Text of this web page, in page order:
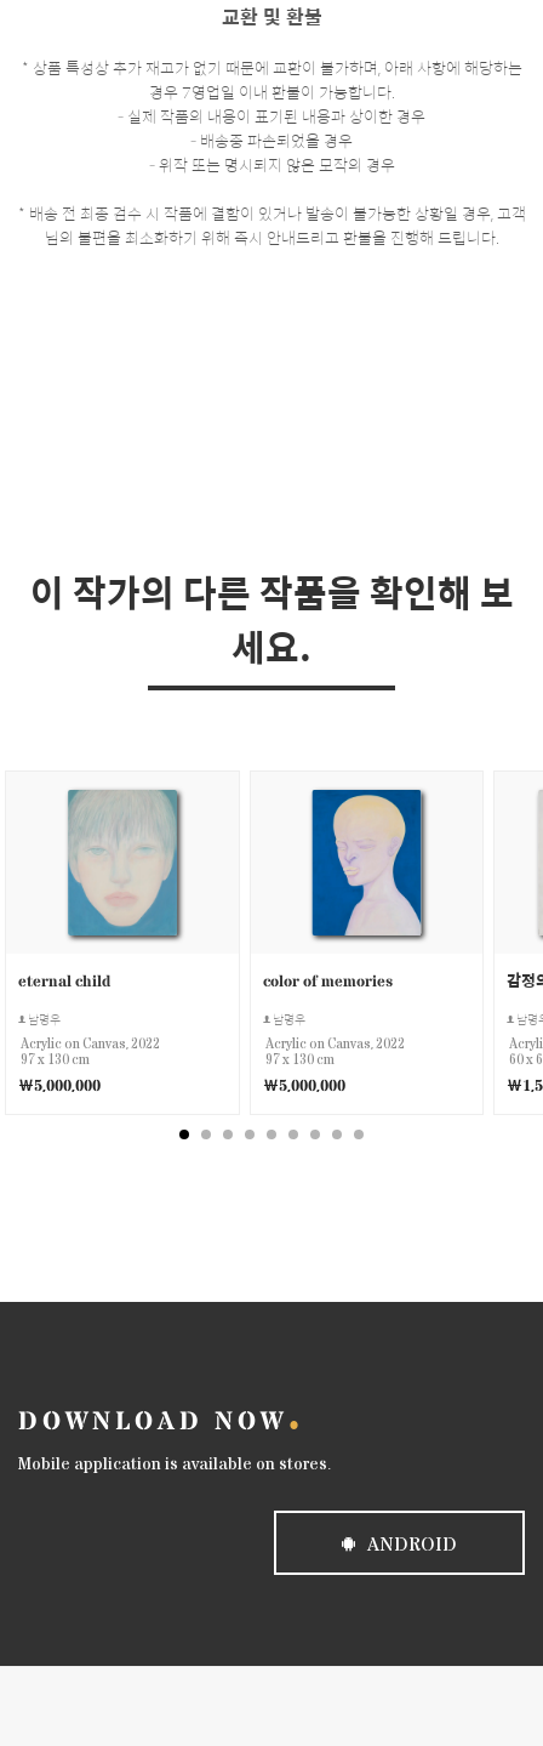
교환 및 환불
* 상품 특성상 추가 재고가 없기 때문에 교환이 불가하며, 아래 사항에 해당하는
경우 7영업일 이내 환불이 가능합니다.
- 실제 작품의 내용이 표기된 내용과 상이한 경우
- 배송중 파손되었을 경우
- 위작 또는 명시되지 않은 모작의 경우
* 배송 전 최종 검수 시 작품에 결함이 있거나 발송이 불가능한 상황일 경우, 고객
님의 불편을 최소화하기 위해 즉시 안내드리고 환불을 진행해 드립니다.
이 작가의 다른 작품을 확인해 보
세요.
eternal child
남명우
Acrylic on Canvas, 2022
97 x 130 cm
￦5,000,000
color of memories
남명우
Acrylic on Canvas, 2022
97 x 130 cm
￦5,000,000
감정
남명
60 x
￦
DOWNLOAD NOW
Mobile application is available on stores.
ANDROID